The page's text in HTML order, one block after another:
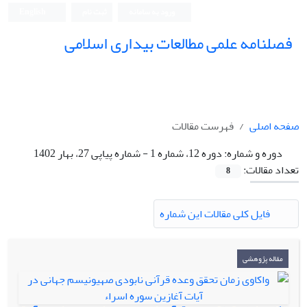
فصلنامه علمی مطالعات بیداری اسلامی
صفحه اصلی
فهرست مقالات
دوره و شماره:دوره 12، شماره 1 - شماره پیاپی 27، بهار 1402
تعداد مقالات:
8
فایل کلی مقالات این شماره
مقاله پژوهشی